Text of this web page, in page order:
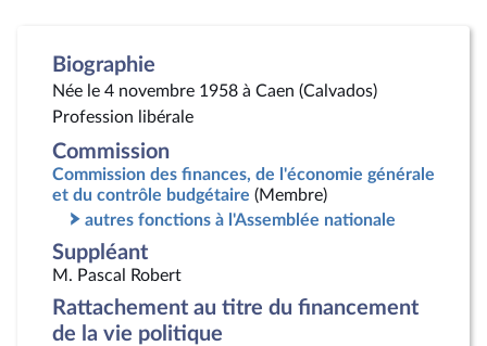
Biographie
Née le 4 novembre 1958 à Caen (Calvados)
Profession libérale
Commission
Commission des finances, de l'économie générale
et du contrôle budgétaire (Membre)
autres fonctions à l'Assemblée nationale
Suppléant
M. Pascal Robert
Rattachement au titre du financement
de la vie politique